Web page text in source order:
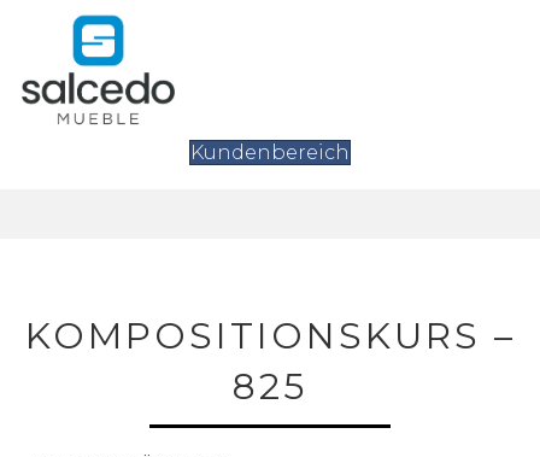
Kundenbereich
KOMPOSITIONSKURS –
825